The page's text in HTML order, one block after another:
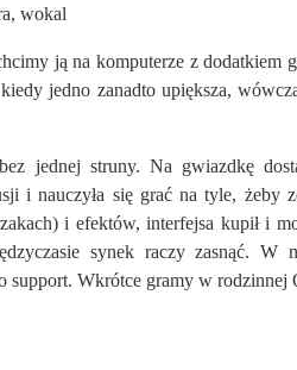
wokal
ją na komputerze z dodatkiem
jedno zanadto upiększa,
jednej struny. Na gwiazdkę
i nauczyła się grać na tyle, żeby
i efektów, interfejsa kupił i
synek raczy zasnąć. W
support. Wkrótce gramy w rodzinnej